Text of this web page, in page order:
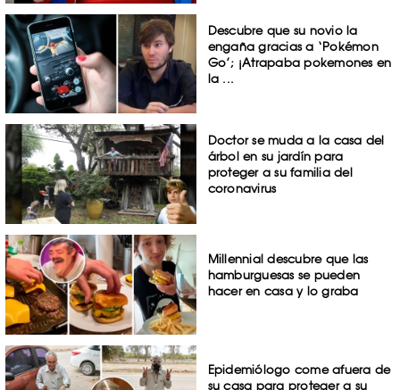
Descubre que su novio la
engaña gracias a ‘Pokémon
Go’; ¡Atrapaba pokemones en
la ...
Doctor se muda a la casa del
árbol en su jardín para
proteger a su familia del
coronavirus
Millennial descubre que las
hamburguesas se pueden
hacer en casa y lo graba
Epidemiólogo come afuera de
su casa para proteger a su